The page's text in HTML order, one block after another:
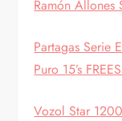
Ramón Allones
Partagas Serie
Puro 15’s
Vozol Star